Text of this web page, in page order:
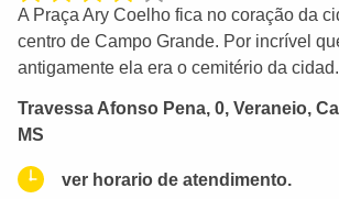
A Praça Ary Coelho fica no coração da
centro de Campo Grande. Por incrível
antigamente ela era o cemitério da
Travessa Afonso Pena, 0, Veraneio,
MS
ver horario de atendimento.